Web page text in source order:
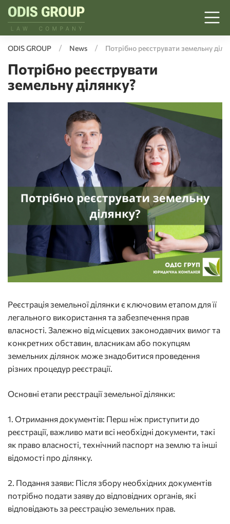
ODIS GROUP News Потрібно реєструвати земельну
Потрібно реєструвати
земельну ділянку?
Реєстрація земельної ділянки є ключовим етапом для її
легального використання та забезпечення прав
власності. Залежно від місцевих законодавчих вимог та
конкретних обставин, власникам або покупцям
земельних ділянок може знадобитися проведення
різних процедур реєстрації.
Основні етапи реєстрації земельної ділянки:
1. Отримання документів: Перш ніж приступити до
реєстрації, важливо мати всі необхідні документи, такі
як право власності, технічний паспорт на землю та інші
відомості про ділянку.
2. Подання заяви: Після збору необхідних документів
потрібно подати заяву до відповідних органів, які
відповідають за реєстрацію земельних прав.